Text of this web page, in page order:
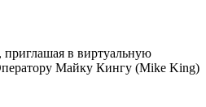
приглашая в виртуальную
Майку Кингу (Mike King)